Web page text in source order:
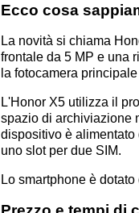
Ecco cosa
La novità si chiama
frontale da 5 MP e una
la fotocamera
L'Honor X5 utilizza il
spazio di archiviazione
dispositivo è alimentato
uno slot per due SIM.
Lo smartphone è